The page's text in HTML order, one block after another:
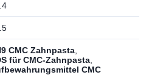
CMC Zahnpasta
für CMC-Zahnpasta
CMC